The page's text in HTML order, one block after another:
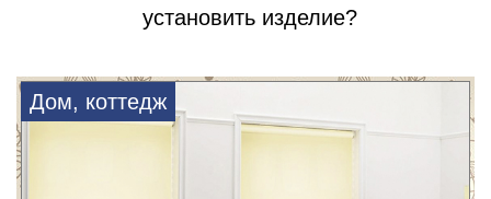
установить изделие?
Дом, коттедж